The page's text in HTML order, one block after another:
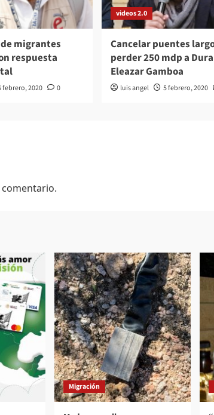
migrantes
respuesta
febrero, 2020 0
videos 2.0
Cancelar puentes
perder 250 mdp a
Eleazar Gamboa
luis angel 5 febrero, 2020
Migración